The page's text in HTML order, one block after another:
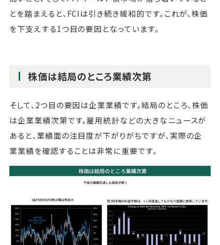
とを踏まえると、FCIは引き続き緩和的です。これが、株価
を下支えする1つ目の要因となっています。
株価は結局のところ業績次第
そして、2つ目の要因は企業業績です。結局のところ、株価
は企業業績次第です。雇用統計などの大きなニュースが
あると、業績面の注目度が下がりがちですが、実際の企
業業績を確認することは非常に重要です。